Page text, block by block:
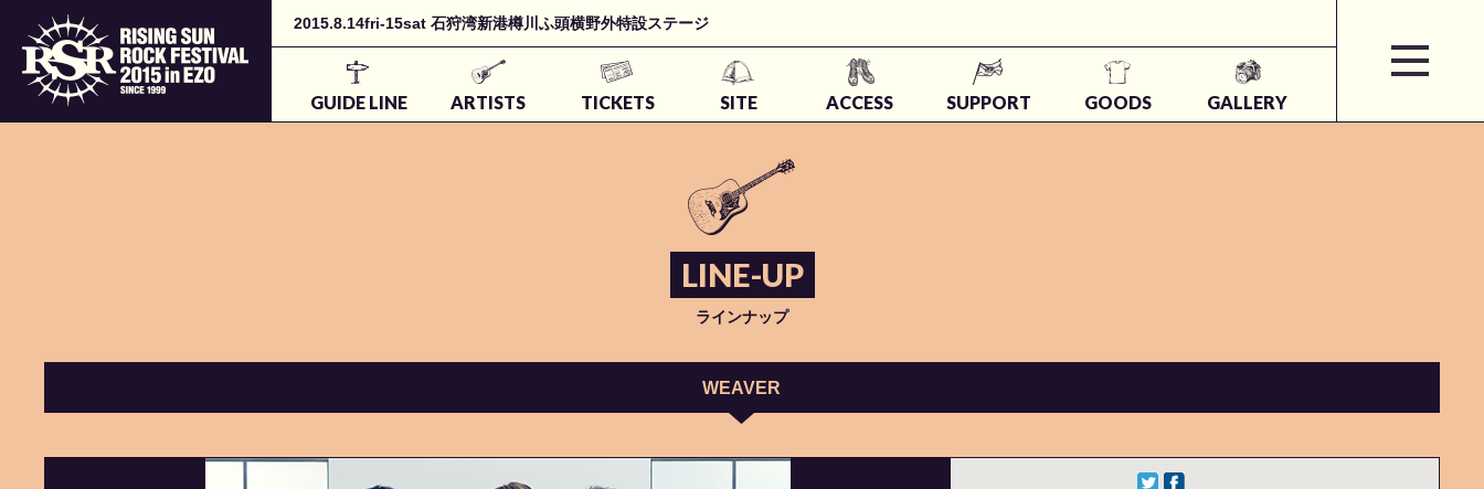
2015.8.14fri-15sat 石狩湾新港樽川ふ頭横野外特設ステージ
GUIDE LINE ARTISTS TICKETS SITE ACCESS SUPPORT GOODS GALLERY
LINE-UP
ラインナップ
WEAVER